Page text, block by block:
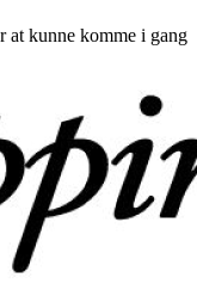
at kunne komme i gang